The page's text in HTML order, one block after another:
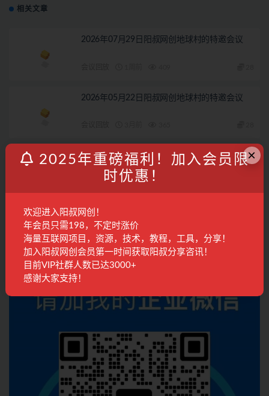
相关文章
2026年07月29日阳叔网创地球村的特邀会议
2026年05月22日阳叔网创地球村的特邀会议
2026年05月11日阳叔网创地球村的特邀会议
会议回放 3月前
2026年07月3日阳叔网创地球村的特邀会议
会议回放 1月前 289
联系客服
×
2025年重磅福利！加入会员限
时优惠！
欢迎进入阳叔网创！
年会员只需198，不定时涨价
海量互联网项目，资源，技术，教程，工具，分享！
加入阳叔网创会员第一时间获取阳叔分享咨讯！
目前VIP社群人数已达3000+
感谢大家支持！